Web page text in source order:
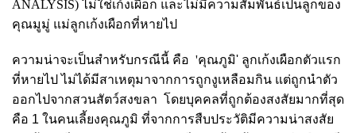
ANALYSIS)ไม่ใช่เก้งเผือก และไม่มีความสัมพันธ์เป็นลูกของ
คุณมูมู่ แม่ลูกเก้งเผือกที่หายไป
ความน่าจะเป็นสำหรับกรณีนี้ คือ 'คุณภูมิ' ลูกเก้งเผือกตัวแรก
ที่หายไป ไม่ได้มีสาเหตุมาจากการถูกงูเหลือมกิน แต่ถูกนำตัว
ออกไปจากสวนสัตว์สงขลา โดยบุคคลที่ถูกต้องสงสัยมากที่สุด
คือ 1 ในคนเลี้ยงคุณภูมิ ที่จากการสืบประวัติมีความน่าสงสัย